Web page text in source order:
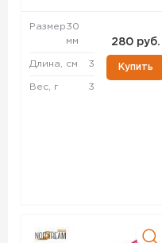
Размер30
мм
Длина, см 3
Вес, г 3
280 руб.
Купить